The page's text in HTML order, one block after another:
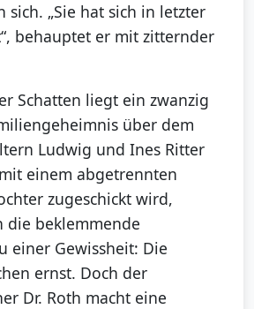
sich. „Sie hat sich in letzter
behauptet er mit zitternder
Schatten liegt ein zwanzig
über dem
Ludwig und Ines Ritter
einem abgetrennten
zugeschickt wird,
die beklemmende
einer Gewissheit: Die
ernst. Doch der
Dr. Roth macht eine